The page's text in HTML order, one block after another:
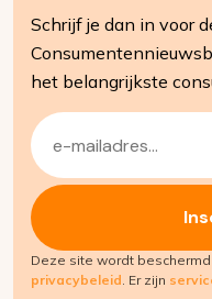
Schrijf je dan in voor
het belangrijkste
E-
mailadres
(Vereist)
Deze site wordt
privacybeleid. Er zijn